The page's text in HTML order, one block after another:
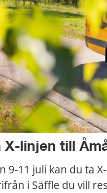
X-linjen till
9-11 juli kan du ta
i Säffle du vill